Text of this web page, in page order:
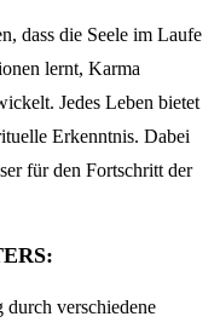
dass die Seele im Laufe
lernt, Karma
Jedes Leben bietet
Erkenntnis. Dabei
für den Fortschritt der
verschiedene